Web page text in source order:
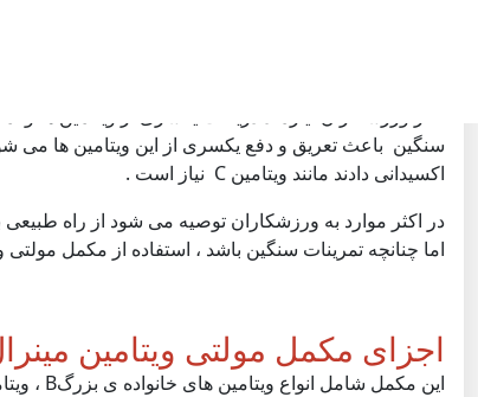
در شرایطی که بدن برای فعالیت طبیعی خود نیازمند
احتمال داده می شود که دریافت فرد کفایت نکند از
سنگین باعث تعریق و دفع یکسری از این ویتامین ها می
اکسیدانی دادند مانند ویتامین C نیاز است .
در اکثر موارد به ورزشکاران توصیه می شود از راه طبیعی
اما چنانچه تمرینات سنگین باشد ، استفاده از مکمل
اجزای مکمل مولتی ویتامین
این مکمل شامل انواع ویتامین های خانواده ی بزرگB ، ویتامین C , آهن ، منیزیوم ، کلسیم و روی و ... وجود دارد .